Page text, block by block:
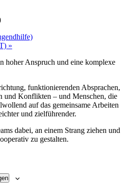
»
hoher Anspruch und eine komplexe
funktionierenden Absprachen,
und Konflikten – und Menschen, die
auf das gemeinsame Arbeiten
und zielführender.
dabei, an einem Strang ziehen und
zu gestalten.